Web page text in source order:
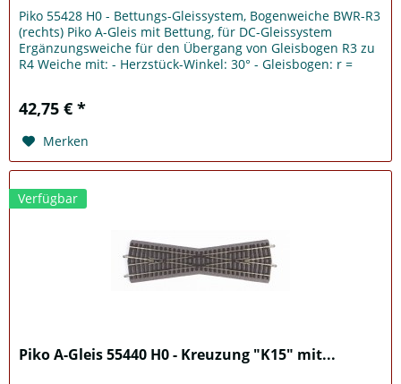
Piko 55428 H0 - Bettungs-Gleissystem, Bogenweiche BWR-R3
(rechts) Piko A-Gleis mit Bettung, für DC-Gleissystem
Ergänzungsweiche für den Übergang von Gleisbogen R3 zu
R4 Weiche mit: - Herzstück-Winkel: 30° - Gleisbogen: r =
42,75 € *
Merken
Verfügbar
Piko A-Gleis 55440 H0 - Kreuzung "K15" mit...